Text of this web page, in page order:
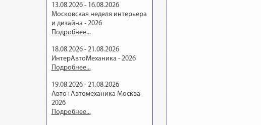
13.08.2026 - 16.08.2026
Московская неделя интерьера
и дизайна - 2026
Подробнее...
18.08.2026 - 21.08.2026
ИнтерАвтоМеханика - 2026
Подробнее...
19.08.2026 - 21.08.2026
Авто+Автомеханика Москва -
2026
Подробнее...